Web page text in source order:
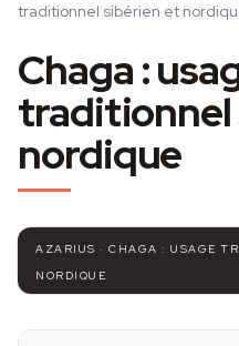
traditionnel sibérien et
Chaga :
traditionnel
nordique
AZARIUS · CHAGA : USAGE
NORDIQUE